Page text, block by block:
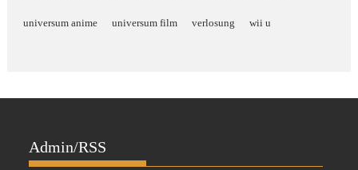
universum anime universum film verlosung wii u
Admin/RSS